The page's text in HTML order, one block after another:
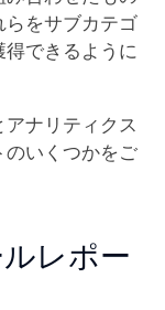
らをサブカテゴ
得できるように
ナリティクス
のいくつかをご
レポー